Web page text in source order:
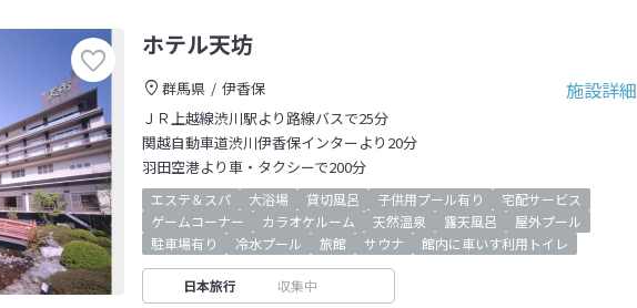
ホテル天坊
施設詳細
群馬県
伊香保
ＪＲ上越線渋川駅より路線バスで25分
関越自動車道渋川伊香保インターより20分
羽田空港より車・タクシーで200分
エステ＆スパ 大浴場 貸切風呂 子供用プール有り
宅配サービス
ゲームコーナー
カラオケルーム 天然温泉 露天風呂
屋外プール
駐車場有り
冷水プール 旅館 サウナ 館内に車いす利用トイレ
日本旅行 収集中